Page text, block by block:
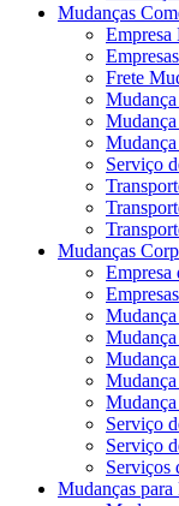
Mudanças
Empresa
Frete
Serviço
Mudanças
Empresa
Mudança
Serviço
Serviço
Serviços
Mudanças para